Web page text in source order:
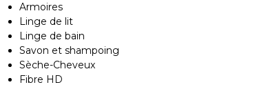
Armoires
Linge de lit
Linge de bain
Savon et shampoing
Sèche-Cheveux
Fibre HD